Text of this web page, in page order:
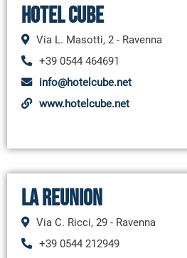
Hotel Cube
Via L. Masotti, 2 - Ravenna
+39 0544 464691
info@hotelcube.net
www.hotelcube.net
La Reunion
Via C. Ricci, 29 - Ravenna
+39 0544 212949